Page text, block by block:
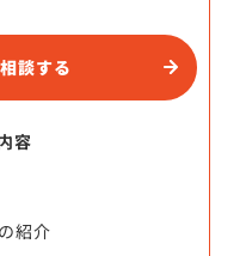
談する
容
紹介